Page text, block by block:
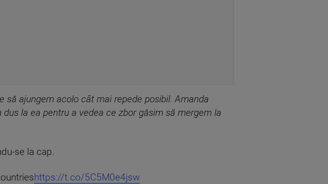
să ajungem acolo cât mai repede posibil. Amanda
la ea pentru a vedea ce zbor găsim să mergem la
se la cap.
https://t.co/5C5M0e4jsw